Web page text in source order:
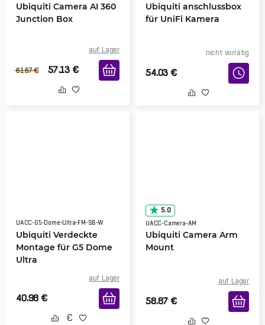
Ubiquiti Camera AI 360
Junction Box
auf Lager
61.67 € 57.13 €
Ubiquiti anschlussbox
für UniFi Kamera
nicht vorrätig
54.03 €
UACC-G5-Dome-Ultra-FM-SB-W
Ubiquiti Verdeckte
Montage für G5 Dome
Ultra
auf Lager
40.98 €
5.0
UACC-Camera-AM
Ubiquiti Camera Arm
Mount
auf Lager
58.87 €